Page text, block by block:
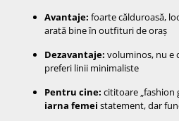
Avantaje: foarte călduroasă,
arată bine în outfituri de oraș
Dezavantaje: voluminos, nu e
preferi linii minimaliste
Pentru cine: cititoare „fashion
iarna femei statement, dar